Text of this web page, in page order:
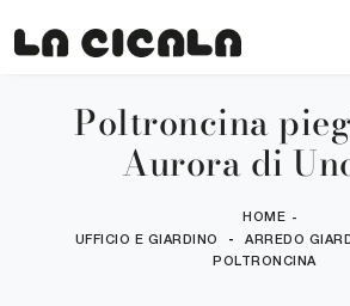
Poltroncina
Aurora di
HOME -
UFFICIO E GIARDINO - ARREDO
POLTRONCINA